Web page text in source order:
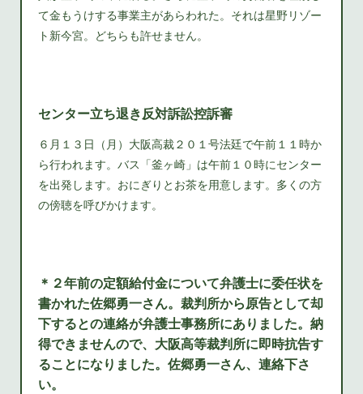
て金もうけする事業主があらわれた。それは星野リゾー
ト新今宮。どちらも許せません。
センター立ち退き反対訴訟控訴審
６月１３日（月）大阪高裁２０１号法廷で午前１１時か
ら行われます。バス「釜ヶ崎」は午前１０時にセンター
を出発します。おにぎりとお茶を用意します。多くの方
の傍聴を呼びかけます。
＊２年前の定額給付金について弁護士に委任状を
書かれた佐郷勇一さん。裁判所から原告として却
下するとの連絡が弁護士事務所にありました。納
得できませんので、大阪高等裁判所に即時抗告す
ることになりました。佐郷勇一さん、連絡下さ
い。